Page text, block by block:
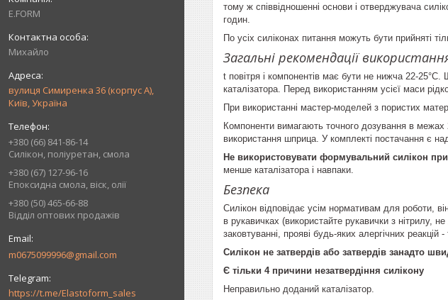
E.FORM
Михайло
вулиця Симиренка 36 (корпус А),
Київ, Україна
+380 (66) 841-86-14
Силікон, поліуретан, смола
+380 (67) 127-96-16
Епоксидна смола, віск, олії
+380 (50) 465-66-88
Відділ оптових продажів
m0675099996@gmail.com
https://t.me/Elastoform_sales
тому ж співвідношенні основи і отверджувача
годин.
По усіх силіконах питання можуть бути прийняті
Загальні рекомендації
t повітря і компонентів має бути не нижча 22-25°С.
каталізатора. Перед використанням усієї маси
При використанні мастер-моделей з пористих
Компоненти вимагають точного дозування в межах
використання шприца. У комплекті постачання є
Не використовувати формувальний силікон
менше каталізатора і навпаки.
Безпека
Силікон відповідає усім нормативам для роботи,
в рукавичках (використайте рукавички з нітрилу,
заковтуванні, прояві будь-яких алергічних реакцій
Силікон не затвердів або затвердів занадто
Є тільки 4 причини незатвердіння силікону
Неправильно доданий каталізатор.